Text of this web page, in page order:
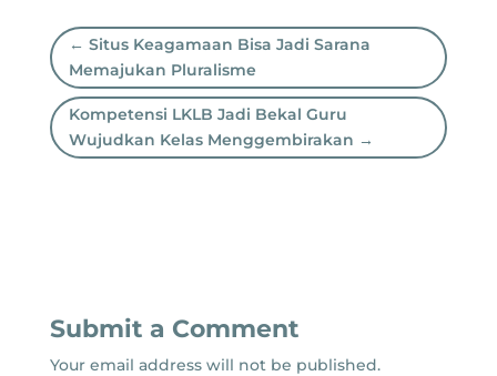
← Situs Keagamaan Bisa Jadi Sarana
Memajukan Pluralisme
Kompetensi LKLB Jadi Bekal Guru
Wujudkan Kelas Menggembirakan →
Submit a Comment
Your email address will not be published.